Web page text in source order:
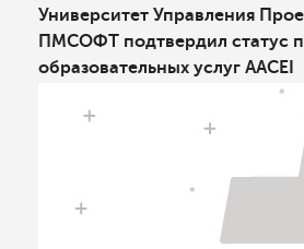
Университет Управления
ПМСОФТ подтвердил статус
образовательных услуг AACEI